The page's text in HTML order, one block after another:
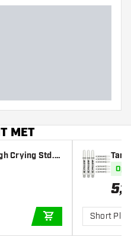
MET
Crying Std. -
IN WINKELWAGEN
afts
Op
5,49
Short Plus